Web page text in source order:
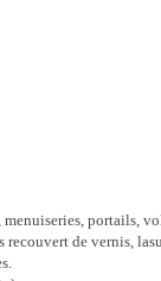
portails,
de vernis,